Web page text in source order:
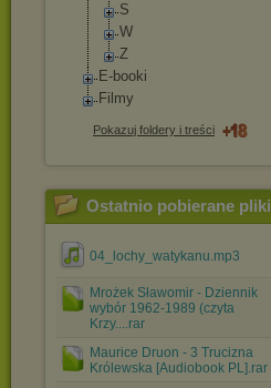
S
W
Z
E-booki
Filmy
Pokazuj foldery i treści
Ostatnio pobierane pliki
04_lochy_watykanu.mp3
Mrożek Sławomir - Dziennik
wybór 1962-1989 (czyta
Krzy....rar
Maurice Druon - 3 Trucizna
Królewska [Audiobook PL].rar